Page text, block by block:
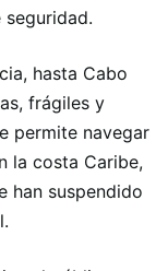
hasta Cabo
frágiles y
permite navegar
la costa Caribe,
han suspendido